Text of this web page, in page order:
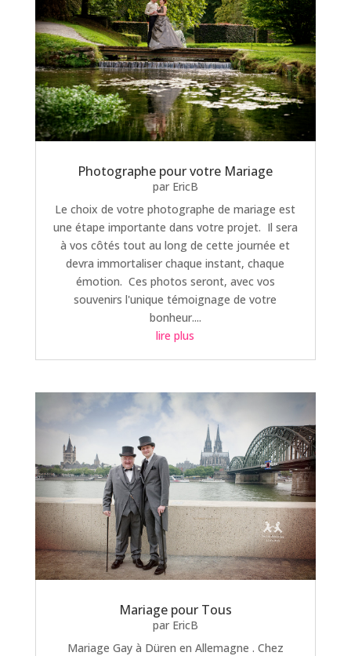
Photographe pour votre Mariage
par EricB
Le choix de votre photographe de mariage est
une étape importante dans votre projet. Il sera
à vos côtés tout au long de cette journée et
devra immortaliser chaque instant, chaque
émotion. Ces photos seront, avec vos
souvenirs l'unique témoignage de votre
bonheur....
lire plus
Mariage pour Tous
par EricB
Mariage Gay à Düren en Allemagne . Chez